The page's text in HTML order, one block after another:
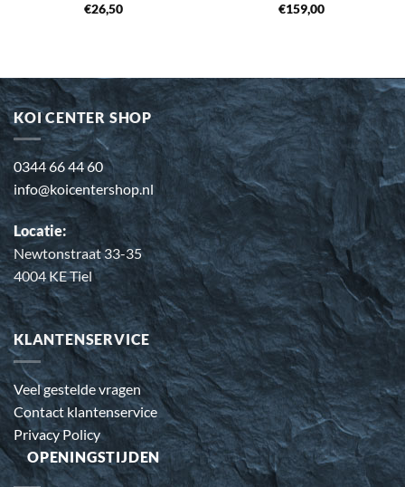
€26,50 €159,00
KOI CENTER SHOP
0344 66 44 60
info@koicentershop.nl
Locatie:
Newtonstraat 33-35
4004 KE Tiel
KLANTENSERVICE
Veel gestelde vragen
Contact klantenservice
Privacy Policy
OPENINGSTIJDEN